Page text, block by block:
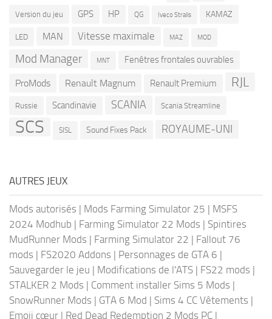
Version du jeu GPS HP QG Iveco Stralis KAMAZ
LED MAN Vitesse maximale MAZ MOD
Mod Manager MNT Fenêtres frontales ouvrables
ProMods Renault Magnum Renault Premium RJL
Russie Scandinavie SCANIA Scania Streamline
SCS SISL Sound Fixes Pack ROYAUME-UNI
AUTRES JEUX
Mods autorisés | Mods Farming Simulator 25 | MSFS
2024 Modhub | Farming Simulator 22 Mods | Spintires
MudRunner Mods | Farming Simulator 22 | Fallout 76
mods | FS2020 Addons | Personnages de GTA 6 |
Sauvegarder le jeu | Modifications de l'ATS | FS22 mods |
STALKER 2 Mods | Comment installer Sims 5 Mods |
SnowRunner Mods | GTA 6 Mod | Sims 4 CC Vêtements |
Emoji cœur | Red Dead Redemption 2 Mods PC |